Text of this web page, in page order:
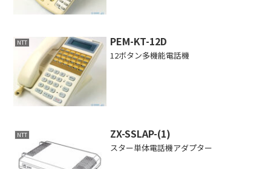
NTT PEM-KT-12D
12ボタン多機能電話機
NTT ZX-SSLAP-(1)
スター単体電話機アダプター